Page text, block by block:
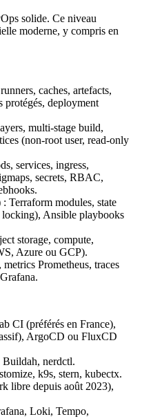
solide. Ce niveau
moderne, y compris en
caches, artefacts,
protégés, deployment
multi-stage build,
(non-root user, read-only
services, ingress,
secrets, RBAC,
: Terraform modules, state
locking), Ansible playbooks
storage, compute,
Azure ou GCP).
metrics Prometheus, traces
CI (préférés en France),
ArgoCD ou FluxCD
Buildah, nerdctl.
k9s, stern, kubectx.
libre depuis août 2023),
Loki, Tempo,